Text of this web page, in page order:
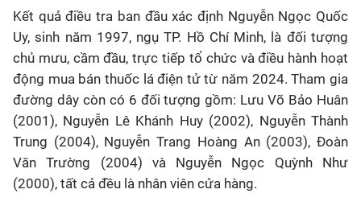
Kết quả điều tra ban đầu xác định Nguyễn Ngọc Quốc
Uy, sinh năm 1997, ngụ TP. Hồ Chí Minh, là đối tượng
chủ mưu, cầm đầu, trực tiếp tổ chức và điều hành hoạt
động mua bán thuốc lá điện tử từ năm 2024. Tham gia
đường dây còn có 6 đối tượng gồm: Lưu Võ Bảo Huân
(2001), Nguyễn Lê Khánh Huy (2002), Nguyễn Thành
Trung (2004), Nguyễn Trang Hoàng An (2003), Đoàn
Văn Trường (2004) và Nguyễn Ngọc Quỳnh Như
(2000), tất cả đều là nhân viên cửa hàng.